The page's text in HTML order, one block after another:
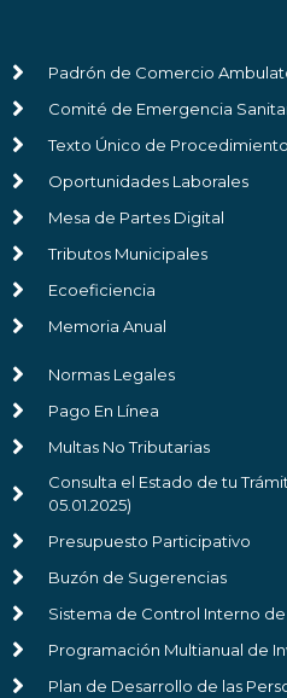
Padrón de Comercio
Comité de Emergencia
Texto Único de
Oportunidades Laborales
Mesa de Partes Digital
Tributos Municipales
Ecoeficiencia
Memoria Anual
Normas Legales
Pago En Línea
Multas No Tributarias
Consulta el Estado de tu
05.01.2025)
Presupuesto Participativo
Buzón de Sugerencias
Sistema de Control Interno
Programación Multianual de
Plan de Desarrollo de las